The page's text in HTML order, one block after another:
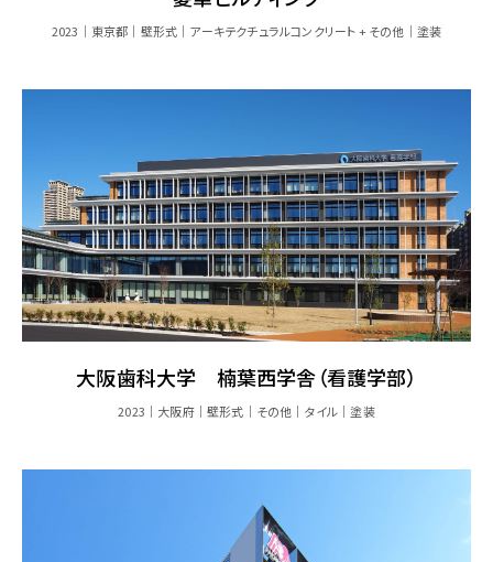
2023 東京都 壁形式 アーキテクチュラルコンクリート + その他 塗装
大阪歯科大学 楠葉西学舎（看護学部）
2023 大阪府 壁形式 その他 タイル 塗装